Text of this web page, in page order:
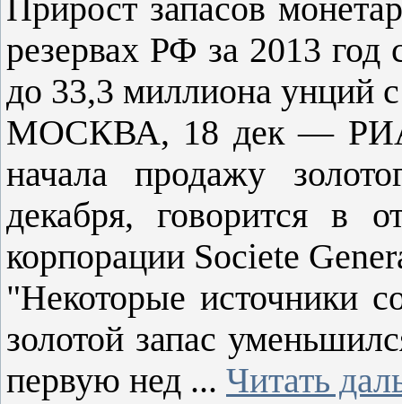
Прирост запасов
резервах РФ за 2013
до 33,3 миллиона унций
МОСКВА, 18 дек — РИА
начала продажу
декабря, говорится в
корпорации Societe
"Некоторые источники
золотой запас
первую нед ... Читать